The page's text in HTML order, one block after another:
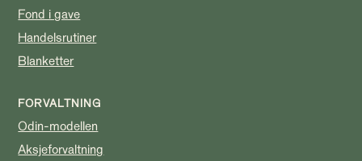
Fond i gave
Handelsrutiner
Blanketter
FORVALTNING
Odin-modellen
Aksjeforvaltning